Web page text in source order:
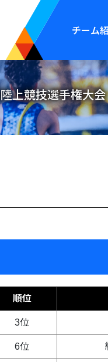
チーム
上競技選手権大会
順位
3位
6位